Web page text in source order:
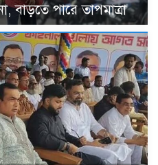
বাড়তে পারে তাপমাত্রা